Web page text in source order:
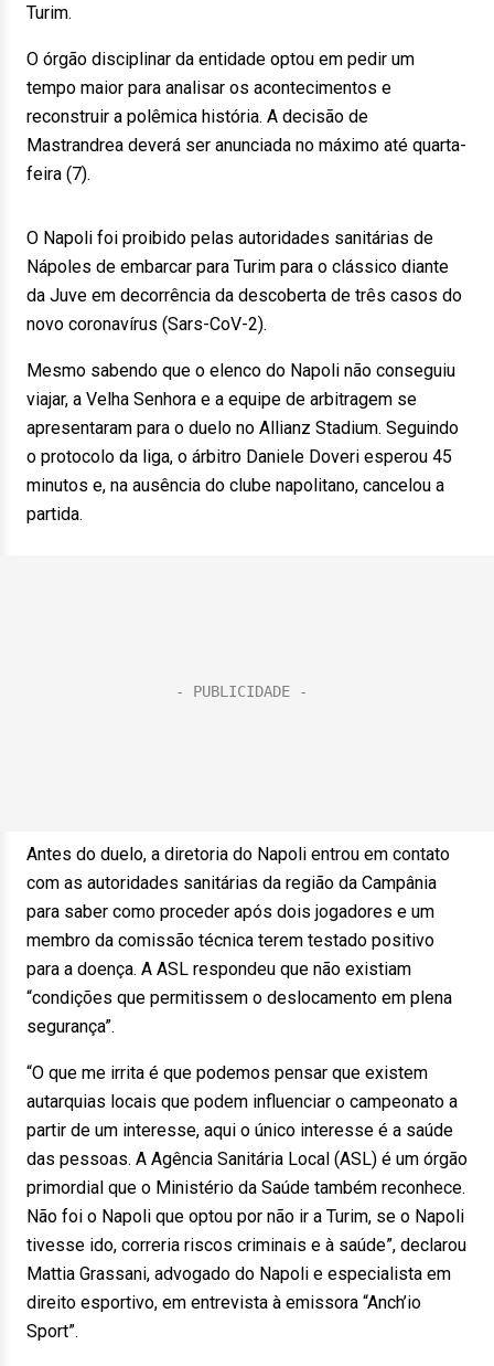
Turim.
O órgão disciplinar da entidade optou em pedir um
tempo maior para analisar os acontecimentos e
reconstruir a polêmica história. A decisão de
Mastrandrea deverá ser anunciada no máximo até quarta-
feira (7).
O Napoli foi proibido pelas autoridades sanitárias de
Nápoles de embarcar para Turim para o clássico diante
da Juve em decorrência da descoberta de três casos do
novo coronavírus (Sars-CoV-2).
Mesmo sabendo que o elenco do Napoli não conseguiu
viajar, a Velha Senhora e a equipe de arbitragem se
apresentaram para o duelo no Allianz Stadium. Seguindo
o protocolo da liga, o árbitro Daniele Doveri esperou 45
minutos e, na ausência do clube napolitano, cancelou a
partida.
Antes do duelo, a diretoria do Napoli entrou em contato
com as autoridades sanitárias da região da Campânia
para saber como proceder após dois jogadores e um
membro da comissão técnica terem testado positivo
para a doença. A ASL respondeu que não existiam
“condições que permitissem o deslocamento em plena
segurança”.
“O que me irrita é que podemos pensar que existem
autarquias locais que podem influenciar o campeonato a
partir de um interesse, aqui o único interesse é a saúde
das pessoas. A Agência Sanitária Local (ASL) é um órgão
primordial que o Ministério da Saúde também reconhece.
Não foi o Napoli que optou por não ir a Turim, se o Napoli
tivesse ido, correria riscos criminais e à saúde”, declarou
Mattia Grassani, advogado do Napoli e especialista em
direito esportivo, em entrevista à emissora “Anch’io
Sport”.